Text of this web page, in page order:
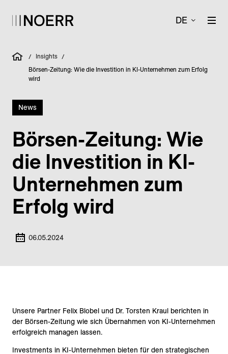
DE
/ Insights /
Börsen-Zeitung: Wie die Investition in KI-Unternehmen zum Erfolg
wird
News
Börsen-Zeitung: Wie
die Investition in KI-
Unternehmen zum
Erfolg wird
06.05.2024
Unsere Partner Felix Blobel und Dr. Torsten Kraul berichten in
der Börsen-Zeitung wie sich Übernahmen von KI-Unternehmen
erfolgreich managen lassen.
Investments in KI-Unternehmen bieten für den strategischen